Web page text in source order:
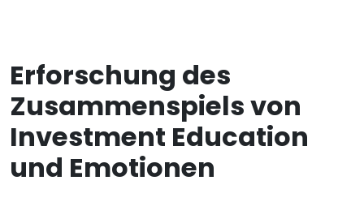
Erforschung des
Zusammenspiels von
Investment Education
und Emotionen